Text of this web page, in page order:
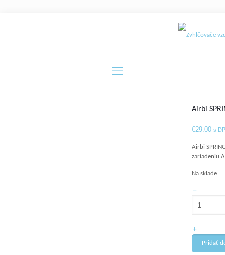
Airbi
€29.00 s
Airbi
zariadeniu
Na sklade
Airbi
studený
katalytický
filter
Pridať